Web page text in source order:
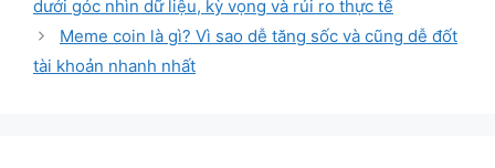
dưới góc nhìn dữ liệu, kỳ vọng và rủi ro thực tế
Meme coin là gì? Vì sao dễ tăng sốc và cũng dễ đốt
tài khoản nhanh nhất